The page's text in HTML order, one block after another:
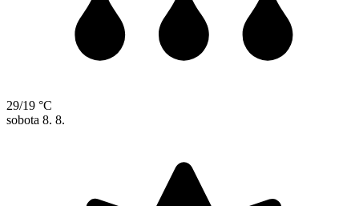
29/19 °C
sobota 8. 8.